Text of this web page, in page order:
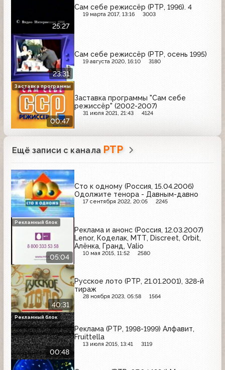
25:27
Сам себе режиссёр (РТР, 1996). 4
19 марта 2017, 13:16 3003
23:31
Сам себе режиссёр (РТР, осень 1995)
19 августа 2020, 16:10 3180
00:47
Заставка программы "Сам себе
режиссёр" (2002-2007)
31 июля 2021, 21:43 4124
Заставка программы
Ещё записи с канала РТР
Сто к одному (Россия, 15.04.2006)
Одолжите тенора - Давным-давно
17 сентября 2022, 20:05 2245
05:04
Реклама и анонс (Россия, 12.03.2007)
Lenor, Коделак, МТТ, Discreet, Orbit,
Алёнка, Гранд, Valio
10 мая 2015, 11:52 2580
Рекламный блок
40:31
Русское лото (РТР, 21.01.2001), 328-й
тираж
28 ноября 2023, 05:58 1564
00:48
Реклама (РТР, 1998-1999) Алфавит,
Fruittella
13 июля 2015, 13:41 3119
Рекламный блок